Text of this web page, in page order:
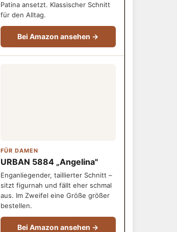
Patina ansetzt. Klassischer Schnitt
für den Alltag.
Bei Amazon ansehen →
FÜR DAMEN
URBAN 5884 „Angelina"
Enganliegender, taillierter Schnitt –
sitzt figurnah und fällt eher schmal
aus. Im Zweifel eine Größe größer
bestellen.
Bei Amazon ansehen →